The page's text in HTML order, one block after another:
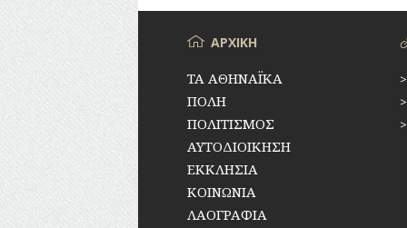
ΜενούΑΡΧΙΚΗ
ΤΑ ΑΘΗΝΑΪΚΑ
ΠΟΛΗ
ΠΟΛΙΤΙΣΜΟΣ
ΑΥΤΟΔΙΟΙΚΗΣΗ
ΕΚΚΛΗΣΙΑ
ΚΟΙΝΩΝΙΑ
ΛΑΟΓΡΑΦΙΑ